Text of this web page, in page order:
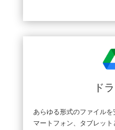
ド
あらゆる形式のファイル
マートフォン、タブレッ